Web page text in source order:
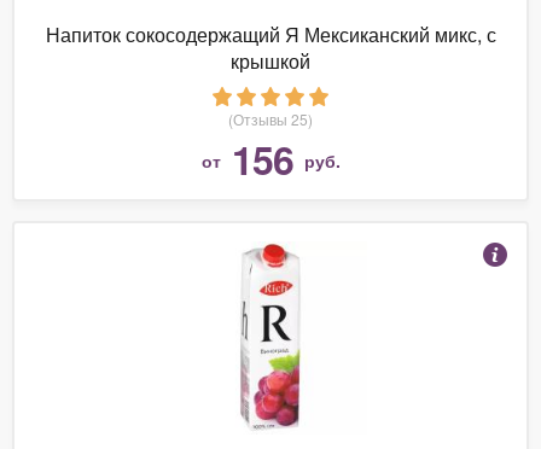
Напиток сокосодержащий Я Мексиканский микс, с
крышкой
(Отзывы 25)
от 156 руб.